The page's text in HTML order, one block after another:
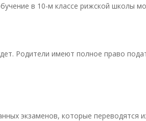
в 10-м классе рижской школы
Родители имеют полное право
экзаменов, которые переводятся